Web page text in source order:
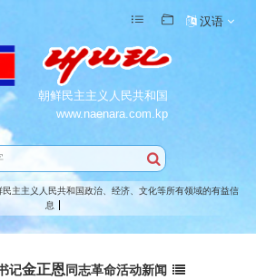
朝鲜民主主义人民共和国
www.naenara.com.kp
汉语
民主主义人民共和国政治、经济、文化等所有领域的有益信
息
记金正恩同志革命活动新闻